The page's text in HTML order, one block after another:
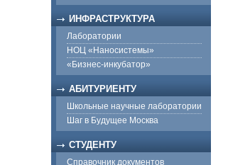
ИНФРАСТРУКТУРА
Лаборатории
НОЦ «Наносистемы»
«Бизнес-инкубатор»
АБИТУРИЕНТУ
Школьные научные лаборатории
Шаг в Будущее Москва
СТУДЕНТУ
Справочник документов